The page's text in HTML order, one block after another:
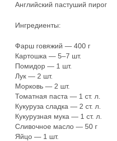
Английский пастуший пирог
Ингредиенты:
Фарш говяжий — 400 г
Картошка — 5–7 шт.
Помидор — 1 шт.
Лук — 2 шт.
Морковь — 2 шт.
Томатная паста — 1 ст. л.
Кукуруза сладка — 2 ст. л.
Кукурузная мука — 1 ст. л.
Сливочное масло — 50 г
Яйцо — 1 шт.